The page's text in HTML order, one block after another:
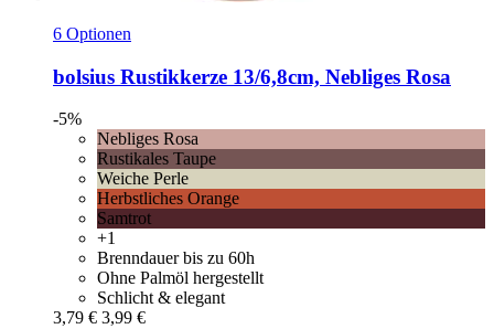
6 Optionen
bolsius Rustikkerze 13/6,8cm, Nebliges Rosa
-5%
Nebliges Rosa
Rustikales Taupe
Weiche Perle
Herbstliches Orange
Samtrot
+1
Brenndauer bis zu 60h
Ohne Palmöl hergestellt
Schlicht & elegant
3,79 € 3,99 €